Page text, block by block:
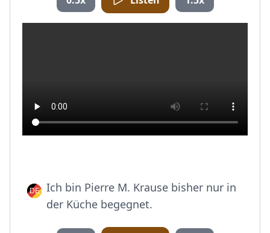
Ich bin Pierre M. Krause bisher nur in
der Küche begegnet.